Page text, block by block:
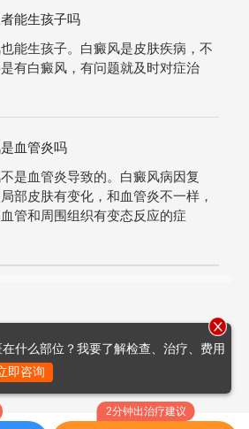
能生孩子吗
能生孩子。白癜风是皮肤疾病，不
有白癜风，有问题就及时对症治
血管炎吗
是血管炎导致的。白癜风病因复
部皮肤有变化，和血管炎不一样，
管和周围组织有变态反应的症
2分钟出治疗建议
什么部位？我要了解检查、治疗、费用
即咨询